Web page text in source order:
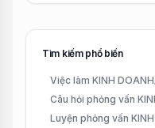
Tìm kiếm phổ biến
Việc làm KINH
Câu hỏi phỏng vấn
Luyện phỏng vấn